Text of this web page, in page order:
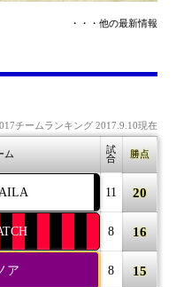
・・・他の最新情報
チームランキング 2017.9.10現在
ム
試
合
勝点
11 20
8 16
ア 8 15